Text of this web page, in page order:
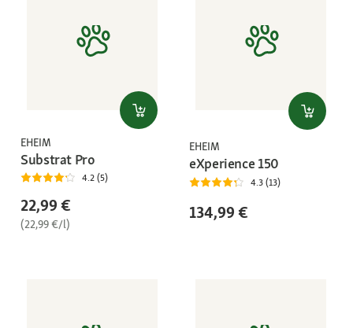
EHEIM
Substrat Pro
4.2 (5)
22,99 €
(22,99 €/l)
EHEIM
eXperience 150
4.3 (13)
134,99 €